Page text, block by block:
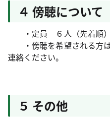
４ 傍聴について
・定員 ６人（先着順）
・傍聴を希望される方
連絡ください。
５ その他